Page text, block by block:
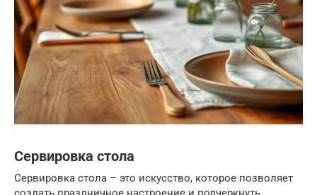
Сервировка стола
Сервировка стола – это искусство, которое позволяет